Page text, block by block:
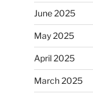
June 2025
May 2025
April 2025
March 2025